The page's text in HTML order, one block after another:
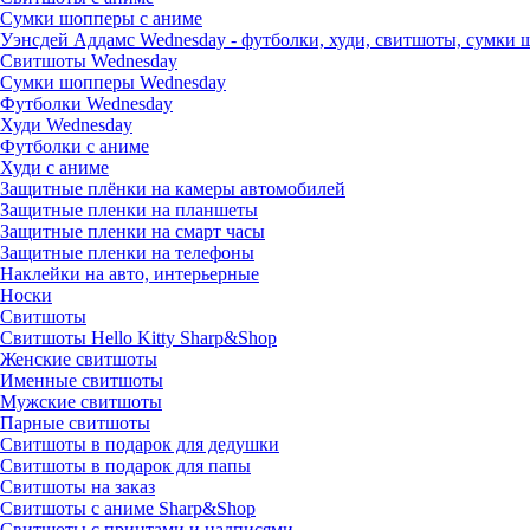
Сумки шопперы с аниме
Уэнсдей Аддамс Wednesday - футболки, худи, свитшоты, сумки
Свитшоты Wednesday
Сумки шопперы Wednesday
Футболки Wednesday
Худи Wednesday
Футболки с аниме
Худи с аниме
Защитные плёнки на камеры автомобилей
Защитные пленки на планшеты
Защитные пленки на смарт часы
Защитные пленки на телефоны
Наклейки на авто, интерьерные
Носки
Свитшоты
Cвитшоты Hello Kitty Sharp&Shop
Женские свитшоты
Именные свитшоты
Мужские свитшоты
Парные свитшоты
Свитшоты в подарок для дедушки
Свитшоты в подарок для папы
Свитшоты на заказ
Свитшоты с аниме Sharp&Shop